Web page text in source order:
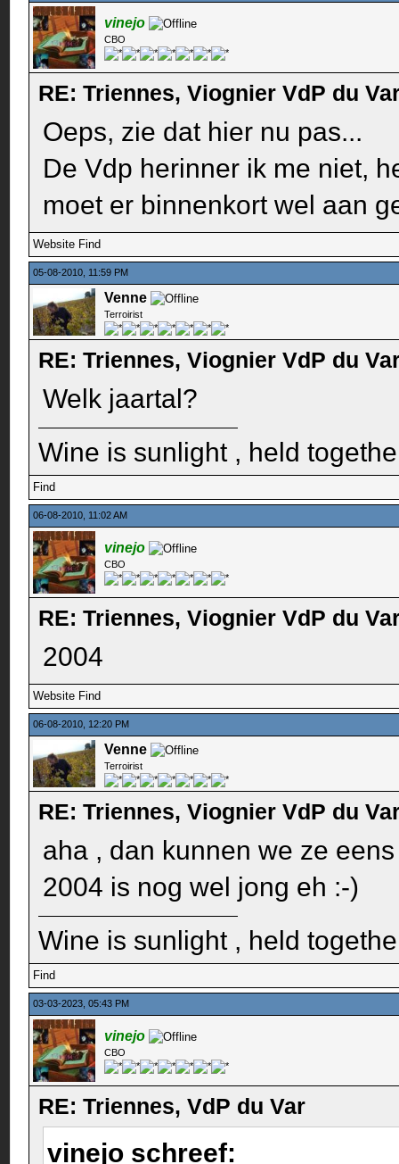
vinejo
CBO
RE: Triennes, Viognier VdP du
Oeps, zie dat hier nu pas...
De Vdp herinner ik me niet,
moet er binnenkort wel aan
Website Find
05-08-2010, 11:59 PM
Venne
Terroirist
RE: Triennes, Viognier VdP du
Welk jaartal?
Wine is sunlight , held
Find
06-08-2010, 11:02 AM
vinejo
CBO
RE: Triennes, Viognier VdP du
2004
Website Find
06-08-2010, 12:20 PM
Venne
Terroirist
RE: Triennes, Viognier VdP du
aha , dan kunnen we ze
2004 is nog wel jong eh :-)
Wine is sunlight , held
Find
03-03-2023, 05:43 PM
vinejo
CBO
RE: Triennes, VdP du Var
vinejo schreef: